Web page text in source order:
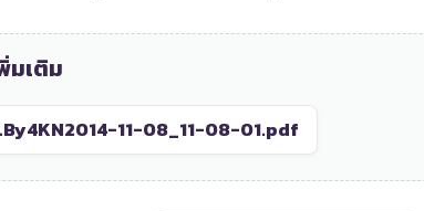
มเติม
11-08_11-08-01.pdf